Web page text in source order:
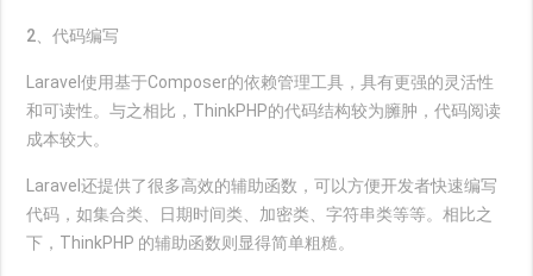
2、代码编写
Laravel使用基于Composer的依赖管理工具，具有更强的灵活性
和可读性。与之相比，ThinkPHP的代码结构较为臃肿，代码阅读
成本较大。
Laravel还提供了很多高效的辅助函数，可以方便开发者快速编写
代码，如集合类、日期时间类、加密类、字符串类等等。相比之
下，ThinkPHP 的辅助函数则显得简单粗糙。